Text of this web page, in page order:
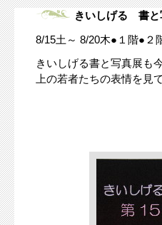
きいしげる 書と
8/15土～ 8/20木●１階●２
きいしげる書と写真展も
上の若者たちの表情を見